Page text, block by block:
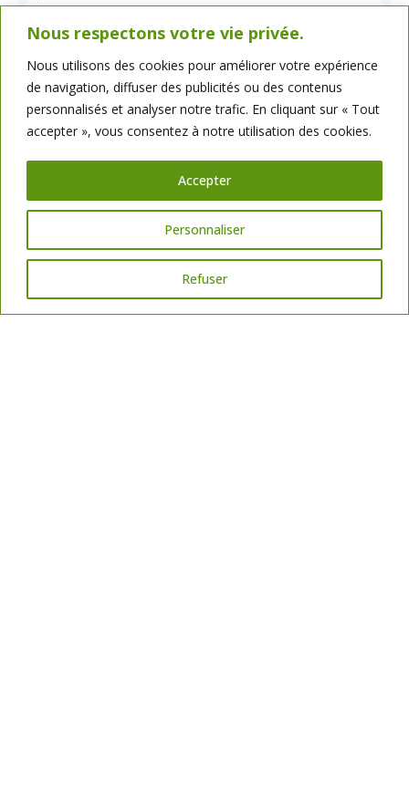
Nous respectons votre vie privée.
Nous utilisons des cookies pour améliorer votre expérience
de navigation, diffuser des publicités ou des contenus
personnalisés et analyser notre trafic. En cliquant sur « Tout
accepter », vous consentez à notre utilisation des cookies.
Personnaliser
Refuser
Accepter